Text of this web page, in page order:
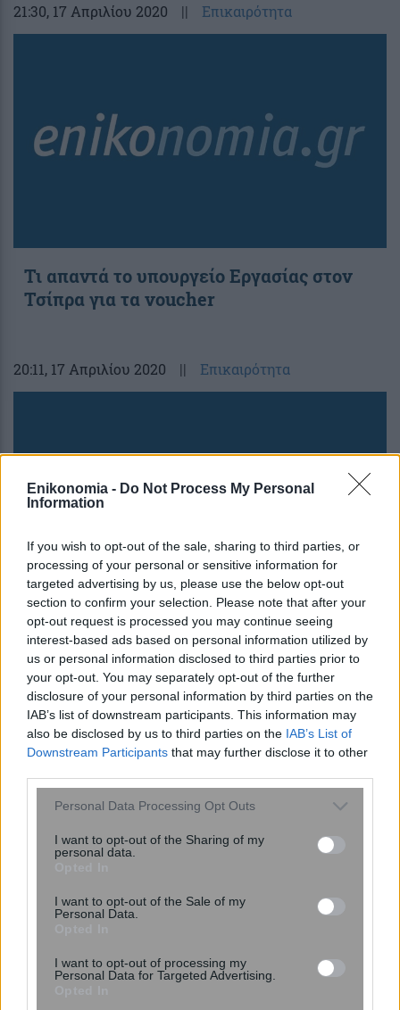
Enikonomia - Do Not Process My Personal
Information
If you wish to opt-out of the sale, sharing to third parties, or
processing of your personal or sensitive information for
targeted advertising by us, please use the below opt-out
section to confirm your selection. Please note that after your
opt-out request is processed you may continue seeing
interest-based ads based on personal information utilized by
us or personal information disclosed to third parties prior to
your opt-out. You may separately opt-out of the further
disclosure of your personal information by third parties on the
IAB’s list of downstream participants. This information may
also be disclosed by us to third parties on the IAB’s List of
Downstream Participants that may further disclose it to other
Please note that this website/app uses one or more Google
not limited to your visit or usage behaviour. You may click to
grant or deny consent to Google and its third-party tags to
consent section.
Personal Data Processing Opt Outs
I want to opt-out of the Sharing of my
personal data.
I want to opt-out of the Sale of my
Personal Data.
I want to opt-out of processing my
Personal Data for Targeted Advertising.
21:30, 17 Απριλίου 2020 || Επικαιρότητα
Τι απαντά το υπουργείο Εργασίας στον
Τσίπρα για τα voucher
20:11, 17 Απριλίου 2020 || Επικαιρότητα
Τσίπρας: Πάρτι των προγραμμάτων
«κατάρτισης» με τα χρήματα που έπρεπε
να δίνουν σε επιστήμονες